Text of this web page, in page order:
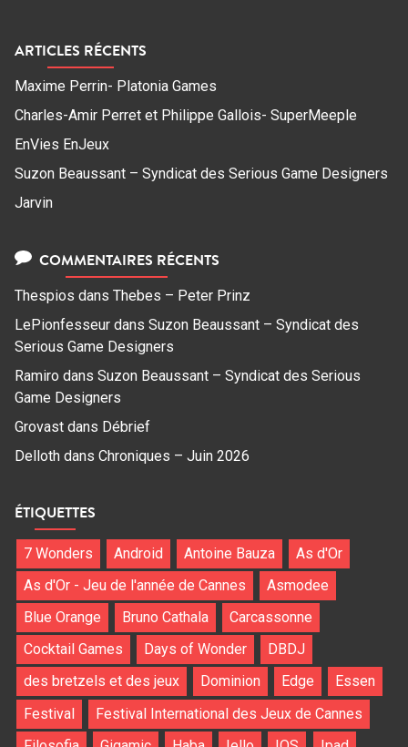
ARTICLES RÉCENTS
Maxime Perrin- Platonia Games
Charles-Amir Perret et Philippe Gallois- SuperMeeple
EnVies EnJeux
Suzon Beaussant – Syndicat des Serious Game Designers
Jarvin
COMMENTAIRES RÉCENTS
Thespios dans Thebes – Peter Prinz
LePionfesseur dans Suzon Beaussant – Syndicat des
Serious Game Designers
Ramiro dans Suzon Beaussant – Syndicat des Serious
Game Designers
Grovast dans Débrief
Delloth dans Chroniques – Juin 2026
ÉTIQUETTES
7 Wonders Android Antoine Bauza
As d'Or
As d'Or - Jeu de l'année de Cannes
Asmodee
Blue Orange
Bruno Cathala
Carcassonne
Cocktail Games
Days of Wonder
DBDJ
des bretzels et des jeux
Dominion Edge
Essen
Festival
Festival International des Jeux de Cannes